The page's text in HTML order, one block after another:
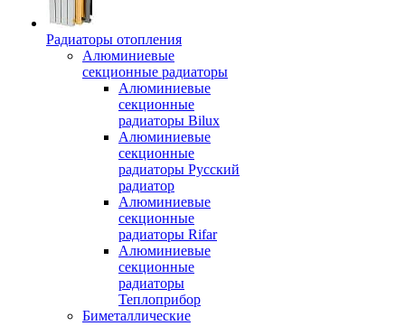
Радиаторы отопления
Алюминиевые
секционные радиаторы
Алюминиевые
секционные
радиаторы Bilux
Алюминиевые
секционные
радиаторы Русский
радиатор
Алюминиевые
секционные
радиаторы Rifar
Алюминиевые
секционные
радиаторы
Теплоприбор
Биметаллические